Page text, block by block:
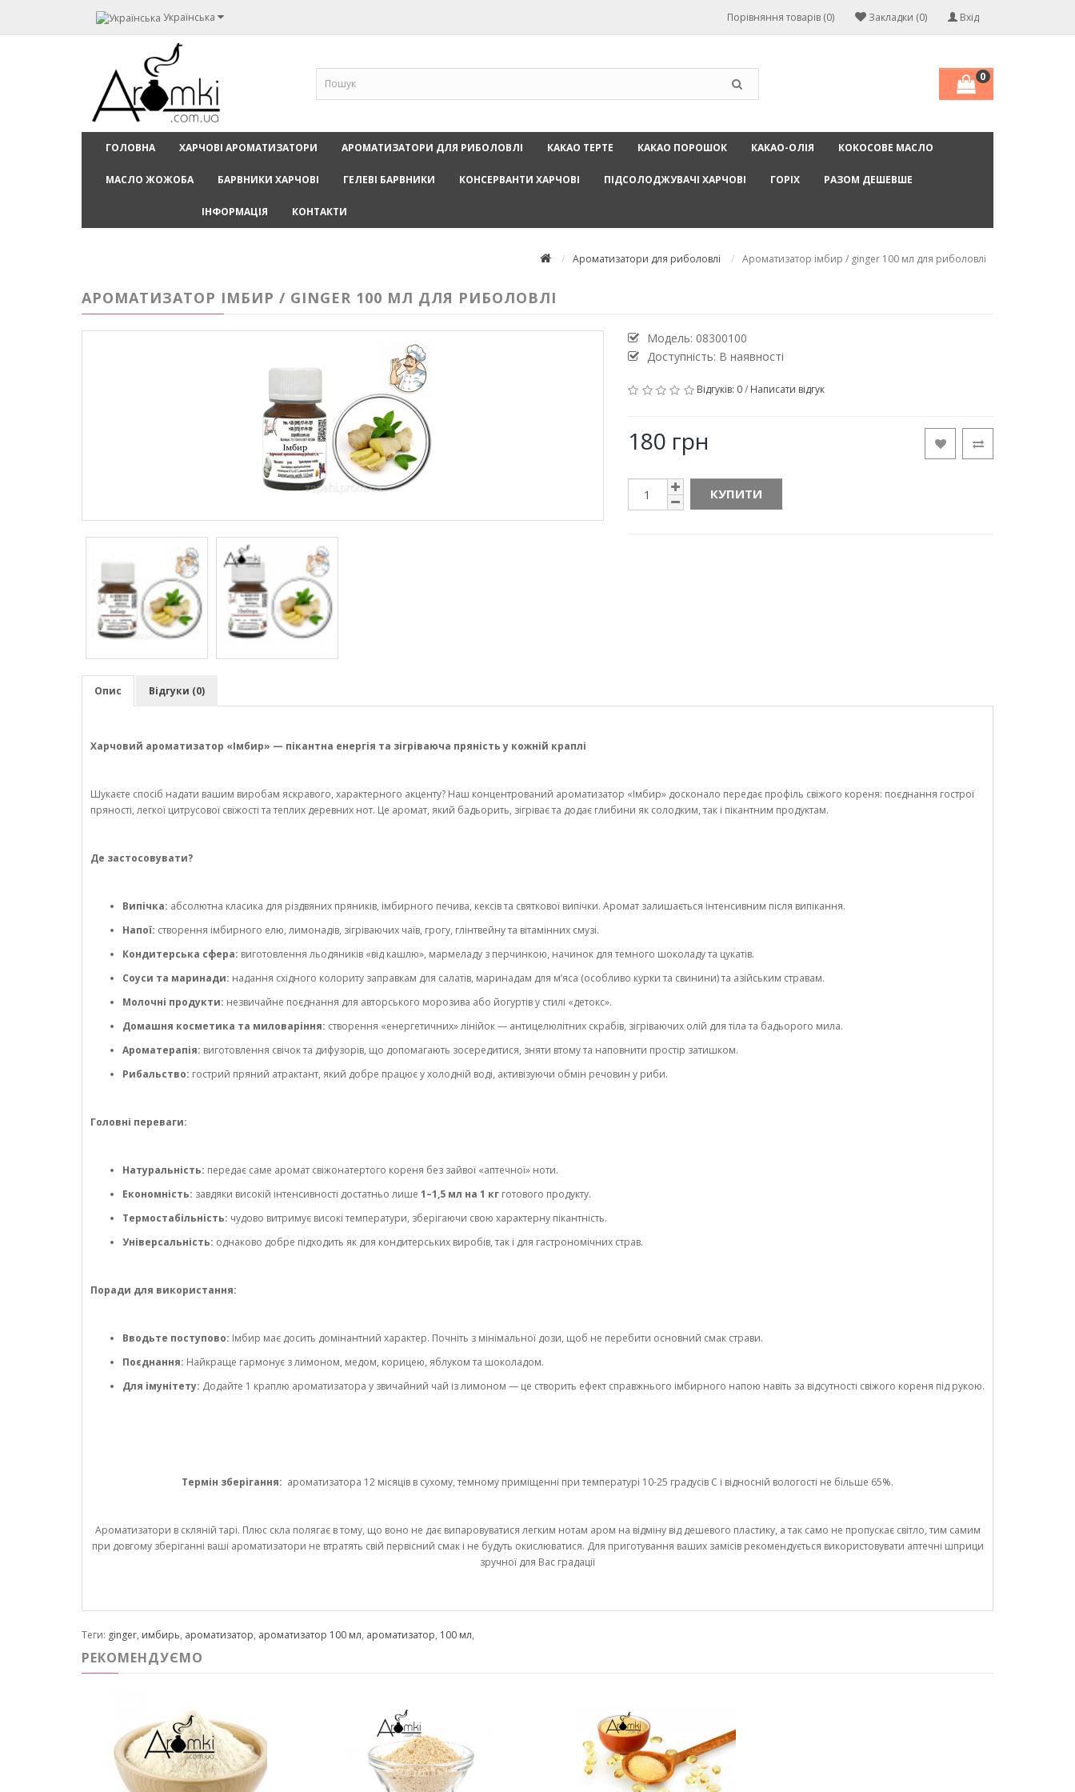
Українська Вхід
Закладки (0)
Порівняння товарів (0)
0
ГОЛОВНА ХАРЧОВІ АРОМАТИЗАТОРИ АРОМАТИЗАТОРИ ДЛЯ РИБОЛОВЛІ КАКАО ТЕРТЕ КАКАО ПОРОШОК КАКАО-ОЛІЯ КОКОСОВЕ МАСЛО
МАСЛО ЖОЖОБА БАРВНИКИ ХАРЧОВІ ГЕЛЕВІ БАРВНИКИ КОНСЕРВАНТИ ХАРЧОВІ ПІДСОЛОДЖУВАЧІ ХАРЧОВІ ГОРІХ РАЗОМ ДЕШЕВШЕ
ІНФОРМАЦІЯ КОНТАКТИ
Ароматизатори для риболовлі Ароматизатор імбир / ginger 100 мл для риболовлі
АРОМАТИЗАТОР ІМБИР / GINGER 100 МЛ ДЛЯ РИБОЛОВЛІ
Модель: 08300100
Доступність: В наявності
Відгуків: 0/ Написати відгук
180 грн
КУПИТИ
Опис Відгуки (0)
Харчовий ароматизатор «Імбир» — пікантна енергія та зігріваюча пряність у кожній краплі
Шукаєте спосіб надати вашим виробам яскравого, характерного акценту? Наш концентрований ароматизатор «Імбир» досконало передає профіль свіжого кореня: поєднання гострої
пряності, легкої цитрусової свіжості та теплих деревних нот. Це аромат, який бадьорить, зігріває та додає глибини як солодким, так і пікантним продуктам.
Де застосовувати?
Випічка: абсолютна класика для різдвяних пряників, імбирного печива, кексів та святкової випічки. Аромат залишається інтенсивним після випікання.
Напої: створення імбирного елю, лимонадів, зігріваючих чаїв, грогу, глінтвейну та вітамінних смузі.
Кондитерська сфера: виготовлення льодяників «від кашлю», мармеладу з перчинкою, начинок для темного шоколаду та цукатів.
Соуси та маринади: надання східного колориту заправкам для салатів, маринадам для м’яса (особливо курки та свинини) та азійським стравам.
Молочні продукти: незвичайне поєднання для авторського морозива або йогуртів у стилі «детокс».
Домашня косметика та миловаріння: створення «енергетичних» лінійок — антицелюлітних скрабів, зігріваючих олій для тіла та бадьорого мила.
Ароматерапія: виготовлення свічок та дифузорів, що допомагають зосередитися, зняти втому та наповнити простір затишком.
Рибальство: гострий пряний атрактант, який добре працює у холодній воді, активізуючи обмін речовин у риби.
Головні переваги:
Натуральність: передає саме аромат свіжонатертого кореня без зайвої «аптечної» ноти.
Економність: завдяки високій інтенсивності достатньо лише 1–1,5 мл на 1 кг готового продукту.
Термостабільність: чудово витримує високі температури, зберігаючи свою характерну пікантність.
Універсальність: однаково добре підходить як для кондитерських виробів, так і для гастрономічних страв.
Поради для використання:
Вводьте поступово: Імбир має досить домінантний характер. Почніть з мінімальної дози, щоб не перебити основний смак страви.
Поєднання: Найкраще гармонує з лимоном, медом, корицею, яблуком та шоколадом.
Для імунітету: Додайте 1 краплю ароматизатора у звичайний чай із лимоном — це створить ефект справжнього імбирного напою навіть за відсутності свіжого кореня під рукою.
Термін зберігання: ароматизатора 12 місяців в сухому, темному приміщенні при температурі 10-25 градусів С і відносній вологості не більше 65%.
Ароматизатори в скляній тарі. Плюс скла полягає в тому, що воно не дає випаровуватися легким нотам аром на відміну від дешевого пластику, а так само не пропускає світло, тим самим
при довгому зберіганні ваші ароматизатори не втратять свій первісний смак і не будуть окислюватися. Для приготування ваших замісів рекомендується використовувати аптечні шприци
зручної для Вас градації
Теги: ginger, имбирь, ароматизатор, ароматизатор 100 мл, ароматизатор, 100 мл,
РЕКОМЕНДУЄМО